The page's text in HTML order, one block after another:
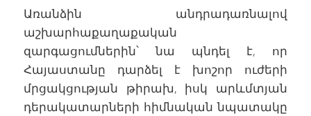
Առանձին անդրադառնալով
աշխարհաքաղաքական
զարգացումներին՝ նա պնդել է, որ
Հայաստանը դարձել է խոշոր ուժերի
մրցակցության թիրախ, իսկ արևմտյան
դերակատարների հիմնական նպատակը